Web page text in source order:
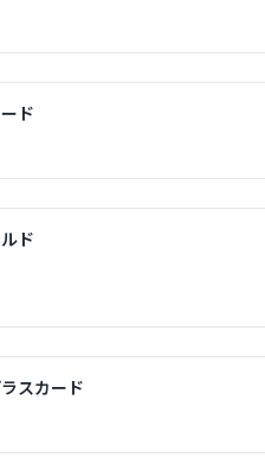
ド
ド
スカード